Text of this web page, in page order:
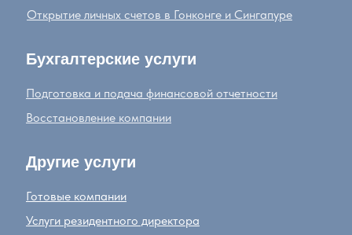
Открытие личных счетов в Гонконге и Сингапуре
Бухгалтерские услуги
Подготовка и подача финансовой отчетности
Восстановление компании
Другие услуги
Готовые компании
Услуги резидентного директора